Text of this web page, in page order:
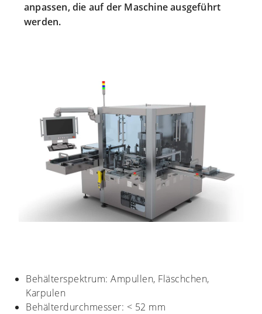
anpassen, die auf der Maschine ausgeführt
werden.
Behälterspektrum: Ampullen, Fläschchen,
Karpulen
Behälterdurchmesser: < 52 mm